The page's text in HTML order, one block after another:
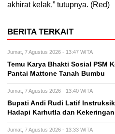
akhirat kelak,” tutupnya. (Red)
BERITA TERKAIT
Jumat, 7 Agustus 2026 - 13:47 WITA
Temu Karya Bhakti Sosial PSM
Pantai Mattone Tanah Bumbu
Jumat, 7 Agustus 2026 - 13:40 WITA
Bupati Andi Rudi Latif
Hadapi Karhutla dan Kekeringan
Jumat, 7 Agustus 2026 - 13:33 WITA